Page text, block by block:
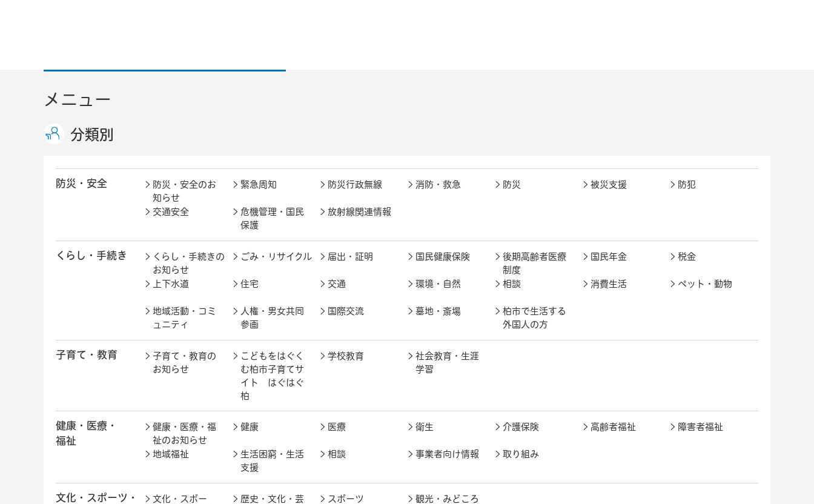
メニュー
分類別
防災・安全
防災・安全のお
知らせ
緊急周知 防災行政無線 消防・救急 防災 被災支援 防犯
交通安全
危機管理・国民
保護
放射線関連情報
くらし・手続き
くらし・手続きの
お知らせ
ごみ・リサイクル 届出・証明 国民健康保険
後期高齢者医療
制度
国民年金 税金
上下水道 住宅 交通 環境・自然 相談 消費生活 ペット・動物
地域活動・コミ
ュニティ
人権・男女共同
参画
国際交流 墓地・斎場
柏市で生活する
外国人の方
子育て・教育
子育て・教育の
お知らせ
こどもをはぐく
む柏市子育てサ
イト はぐはぐ
柏
学校教育
社会教育・生涯
学習
健康・医療・
福祉
健康・医療・福
祉のお知らせ
健康 医療 衛生 介護保険 高齢者福祉 障害者福祉
地域福祉
生活困窮・生活
支援
相談 事業者向け情報 取り組み
文化・スポーツ・
文化・スポー
歴史・文化・芸
スポーツ 観光・みどころ